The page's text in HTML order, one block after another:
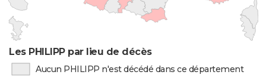
Les PHILIPP par lieu de décès
Aucun PHILIPP n'est décédé dans ce département